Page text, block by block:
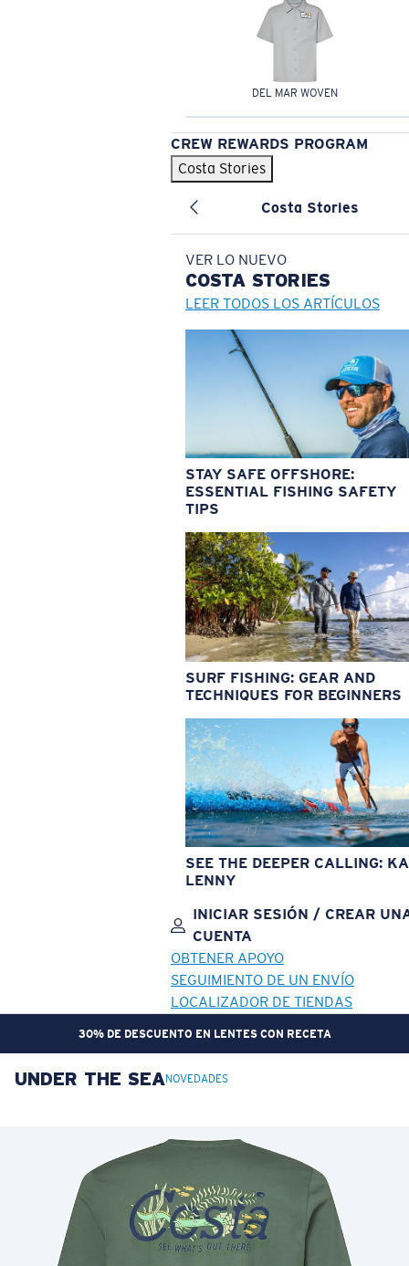
DEL MAR WOVEN
CREW REWARDS PROGRAM
Costa Stories
Costa Stories
VER LO NUEVO
COSTA STORIES
LEER TODOS LOS ARTÍCULOS
STAY SAFE OFFSHORE:
ESSENTIAL FISHING SAFETY
TIPS
SURF FISHING: GEAR AND
TECHNIQUES FOR BEGINNERS
SEE THE DEEPER CALLING:
LENNY
INICIAR SESIÓN / CREAR
CUENTA
OBTENER APOYO
SEGUIMIENTO DE UN ENVÍO
LOCALIZADOR DE TIENDAS
30% DE DESCUENTO EN LENTES CON RECETA
OBJETIVO ACTUALIZADO¡AGREGADO AL CARRITO!
Precio:
Cantidad:
Precio: Sin cargo
Cantidad:
UNDER THE SEANOVEDADES